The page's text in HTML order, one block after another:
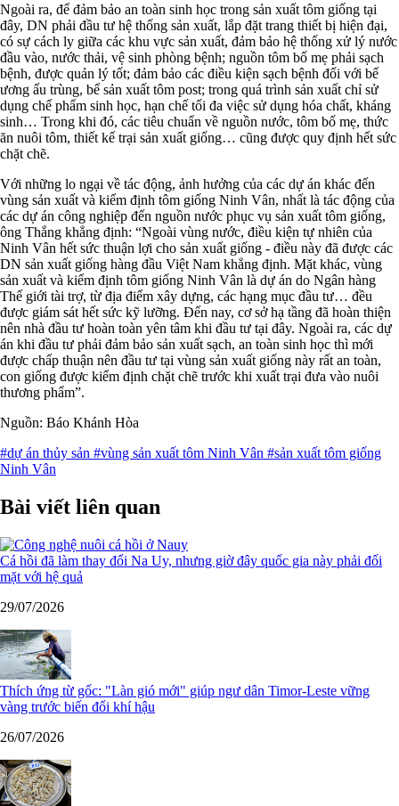
Ngoài ra, để đảm bảo an toàn sinh học trong sản xuất tôm giống tại
đây, DN phải đầu tư hệ thống sản xuất, lắp đặt trang thiết bị hiện đại,
có sự cách ly giữa các khu vực sản xuất, đảm bảo hệ thống xử lý nước
đầu vào, nước thải, vệ sinh phòng bệnh; nguồn tôm bố mẹ phải sạch
bệnh, được quản lý tốt; đảm bảo các điều kiện sạch bệnh đối với bể
ương ấu trùng, bể sản xuất tôm post; trong quá trình sản xuất chỉ sử
dụng chế phẩm sinh học, hạn chế tối đa việc sử dụng hóa chất, kháng
sinh… Trong khi đó, các tiêu chuẩn về nguồn nước, tôm bố mẹ, thức
ăn nuôi tôm, thiết kế trại sản xuất giống… cũng được quy định hết sức
chặt chẽ.
Với những lo ngại về tác động, ảnh hưởng của các dự án khác đến
vùng sản xuất và kiểm định tôm giống Ninh Vân, nhất là tác động của
các dự án công nghiệp đến nguồn nước phục vụ sản xuất tôm giống,
ông Thắng khẳng định: “Ngoài vùng nước, điều kiện tự nhiên của
Ninh Vân hết sức thuận lợi cho sản xuất giống - điều này đã được các
DN sản xuất giống hàng đầu Việt Nam khẳng định. Mặt khác, vùng
sản xuất và kiểm định tôm giống Ninh Vân là dự án do Ngân hàng
Thế giới tài trợ, từ địa điểm xây dựng, các hạng mục đầu tư… đều
được giám sát hết sức kỹ lưỡng. Đến nay, cơ sở hạ tầng đã hoàn thiện
nên nhà đầu tư hoàn toàn yên tâm khi đầu tư tại đây. Ngoài ra, các dự
án khi đầu tư phải đảm bảo sản xuất sạch, an toàn sinh học thì mới
được chấp thuận nên đầu tư tại vùng sản xuất giống này rất an toàn,
con giống được kiểm định chặt chẽ trước khi xuất trại đưa vào nuôi
thương phẩm”.
Nguồn: Báo Khánh Hòa
#dự án thủy sản #vùng sản xuất tôm Ninh Vân #sản xuất tôm giống
Ninh Vân
Bài viết liên quan
Cá hồi đã làm thay đổi Na Uy, nhưng giờ đây quốc gia này phải đối
mặt với hệ quả
29/07/2026
Thích ứng từ gốc: "Làn gió mới" giúp ngư dân Timor-Leste vững
vàng trước biến đổi khí hậu
26/07/2026